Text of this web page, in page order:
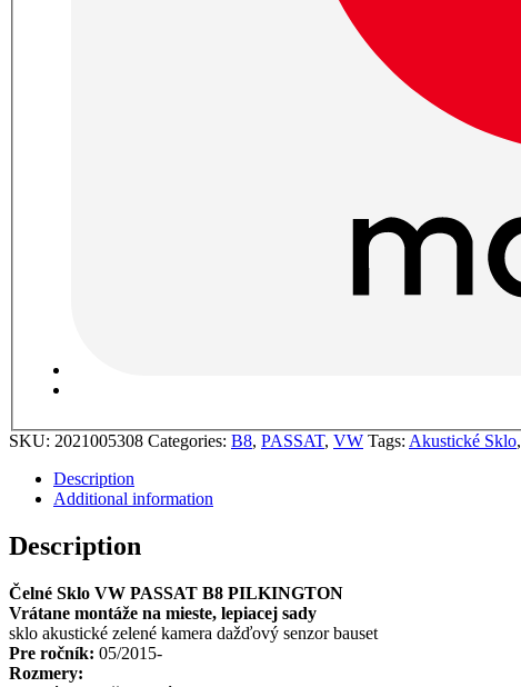
SKU: 2021005308 Categories: B8, PASSAT, VW Tags: Akustické Sklo,
Description
Additional information
Description
Čelné Sklo VW PASSAT B8 PILKINGTON
Vrátane montáže na mieste, lepiacej sady
sklo akustické zelené kamera dažďový senzor bauset
Pre ročník: 05/2015-
Rozmery: